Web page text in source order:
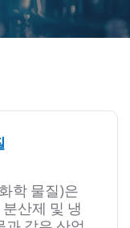
학 물질)은
산제 및 냉